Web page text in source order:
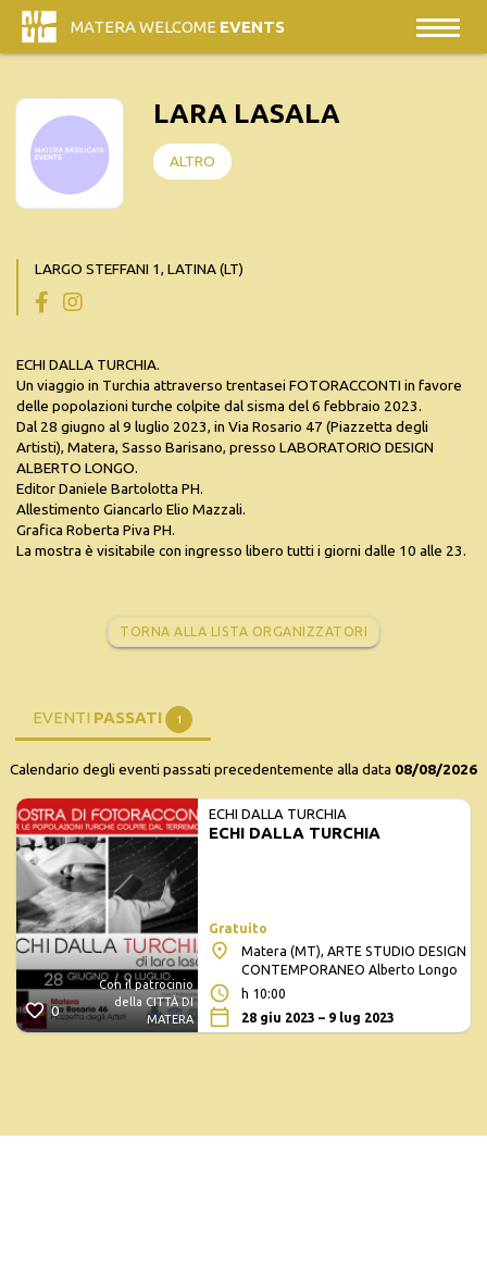
MATERA WELCOME EVENTS
LARA LASALA
ALTRO
LARGO STEFFANI 1, LATINA (LT)
ECHI DALLA TURCHIA.
Un viaggio in Turchia attraverso trentasei FOTORACCONTI in favore
delle popolazioni turche colpite dal sisma del 6 febbraio 2023.
Dal 28 giugno al 9 luglio 2023, in Via Rosario 47 (Piazzetta degli
Artisti), Matera, Sasso Barisano, presso LABORATORIO DESIGN
ALBERTO LONGO.
Editor Daniele Bartolotta PH.
Allestimento Giancarlo Elio Mazzali.
Grafica Roberta Piva PH.
La mostra è visitabile con ingresso libero tutti i giorni dalle 10 alle 23.
TORNA ALLA LISTA ORGANIZZATORI
EVENTI PASSATI 1
Calendario degli eventi passati precedentemente alla data 08/08/2026
0
Con il patrocinio
della CITTÀ DI
MATERA
ECHI DALLA TURCHIA
ECHI DALLA TURCHIA
Gratuito
Matera (MT), ARTE STUDIO DESIGN
CONTEMPORANEO Alberto Longo
h 10:00
28 giu 2023 – 9 lug 2023